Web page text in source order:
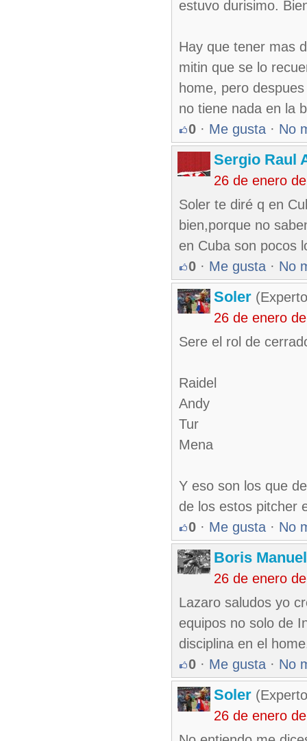
estuvo durisimo.
Hay que tener mas
mitin que se lo
home, pero
no tiene nada en la
0 · Me gusta · No
Sergio Raul
26 de enero
Soler te diré q en
bien,porque no
en Cuba son pocos
0 · Me gusta · No
Soler
26 de enero
Sere el rol de
Raidel
Andy
Tur
Mena
Y eso son los que
de los estos pitcher
0 · Me gusta · No
Boris
26 de enero
Lazaro saludos yo
equipos no solo de
disciplina en el
0 · Me gusta · No
Soler
26 de enero